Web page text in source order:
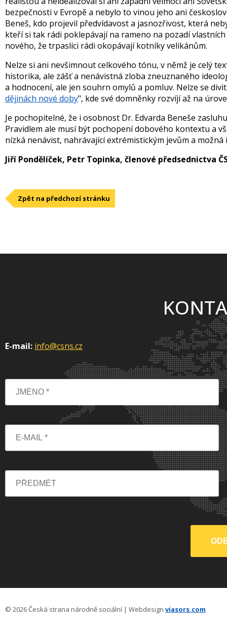
bezpečnosti v Evropě a nebylo to vinou jeho ani
Beneš, kdo projevil předvídavost a jasnozřivost, která
kteří si tak rádi poklepávají na rameno na pozadí
nového, že trpaslíci rádi okopávají kotníky velikánům.
Nelze si ani nevšimnout celkového tónu, v němž je celý
historika, ale zášť a nenávistná zloba zneuznaného
a hodnocení, ale jen souhrn omylů a pomluv. Nelze se
dějinách nové doby", kde své domněnky rozvíjí až na
Je pochopitelné, že i osobnost Dr. Edvarda Beneše
Pravidlem ale musí být pochopení dobového kontextu a
nízká nenávist, nahrávající extrémistickým jevům a možná
Jiří Pondělíček, Petr Topinka, členové předsednictva
Zpět na předchozí stránku
E-mail: info@csns.cz
© 2026 Česká strana národně sociální | Webdesign viasors.com